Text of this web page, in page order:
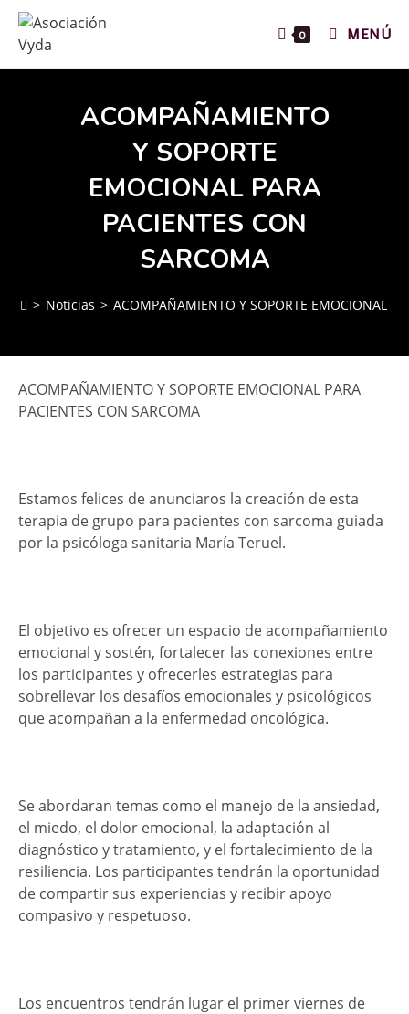
0 MENÚ
ACOMPAÑAMIENTO
Y SOPORTE
EMOCIONAL PARA
PACIENTES CON
SARCOMA
> Noticias > ACOMPAÑAMIENTO Y SOPORTE EMOCIONAL
ACOMPAÑAMIENTO Y SOPORTE EMOCIONAL PARA
PACIENTES CON SARCOMA
Estamos felices de anunciaros la creación de esta
terapia de grupo para pacientes con sarcoma guiada
por la psicóloga sanitaria María Teruel.
El objetivo es ofrecer un espacio de acompañamiento
emocional y sostén, fortalecer las conexiones entre
los participantes y ofrecerles estrategias para
sobrellevar los desafíos emocionales y psicológicos
que acompañan a la enfermedad oncológica.
Se abordaran temas como el manejo de la ansiedad,
el miedo, el dolor emocional, la adaptación al
diagnóstico y tratamiento, y el fortalecimiento de la
resiliencia. Los participantes tendrán la oportunidad
de compartir sus experiencias y recibir apoyo
compasivo y respetuoso.
Los encuentros tendrán lugar el primer viernes de